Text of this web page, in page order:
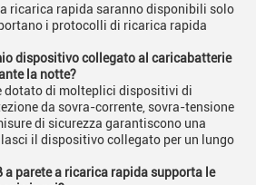
ricarica rapida saranno disponibili solo
i protocolli di ricarica rapida
dispositivo collegato al caricabatterie
la notte?
dotato di molteplici dispositivi di
da sovra-corrente, sovra-tensione
di sicurezza garantiscono una
il dispositivo collegato per un lungo
a parete a ricarica rapida supporta le